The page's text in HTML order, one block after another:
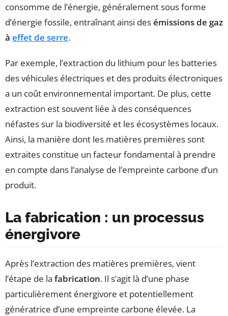
consomme de l’énergie, généralement sous forme
d’énergie fossile, entraînant ainsi desémissions de gaz
à effet de serre.
Par exemple, l’extraction du lithium pour les batteries
des véhicules électriques et des produits électroniques
a un coût environnemental important. De plus, cette
extraction est souvent liée à des conséquences
néfastes sur la biodiversité et les écosystèmes locaux.
Ainsi, la manière dont les matières premières sont
extraites constitue un facteur fondamental à prendre
en compte dans l’analyse de l’empreinte carbone d’un
produit.
La fabrication : un processus
énergivore
Après l’extraction des matières premières, vient
l’étape de la fabrication. Il s’agit là d’une phase
particulièrement énergivore et potentiellement
génératrice d’une empreinte carbone élevée. La